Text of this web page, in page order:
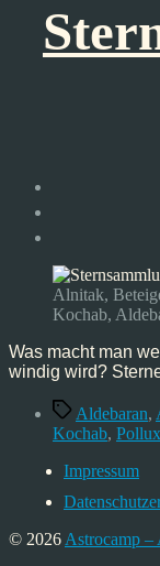
Alnitak,
Kochab,
Was macht man
windig wird?
Schlagwörter
Aldebaran,
Kochab, Pollux
Impressum
© 2026 Astrocamp